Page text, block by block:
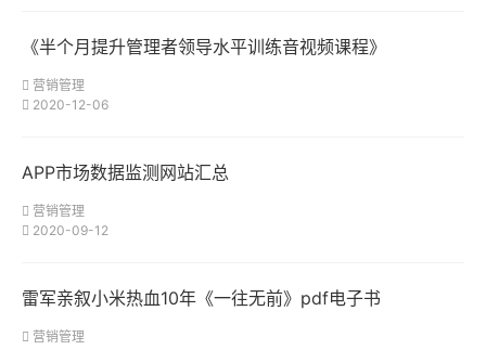
《半个月提升管理者领导水平训练音视频课程》
营销管理
2020-12-06
APP市场数据监测网站汇总
营销管理
2020-09-12
雷军亲叙小米热血10年《一往无前》pdf电子书
营销管理